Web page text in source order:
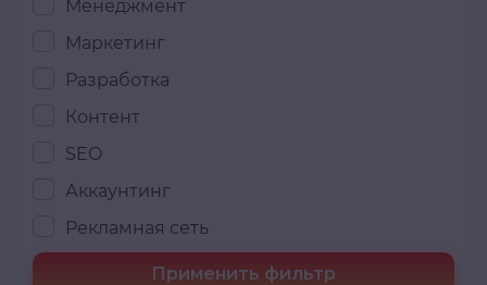
Менеджмент
Маркетинг
Разработка
Контент
SEO
Аккаунтинг
Рекламная сеть
Применить фильтр